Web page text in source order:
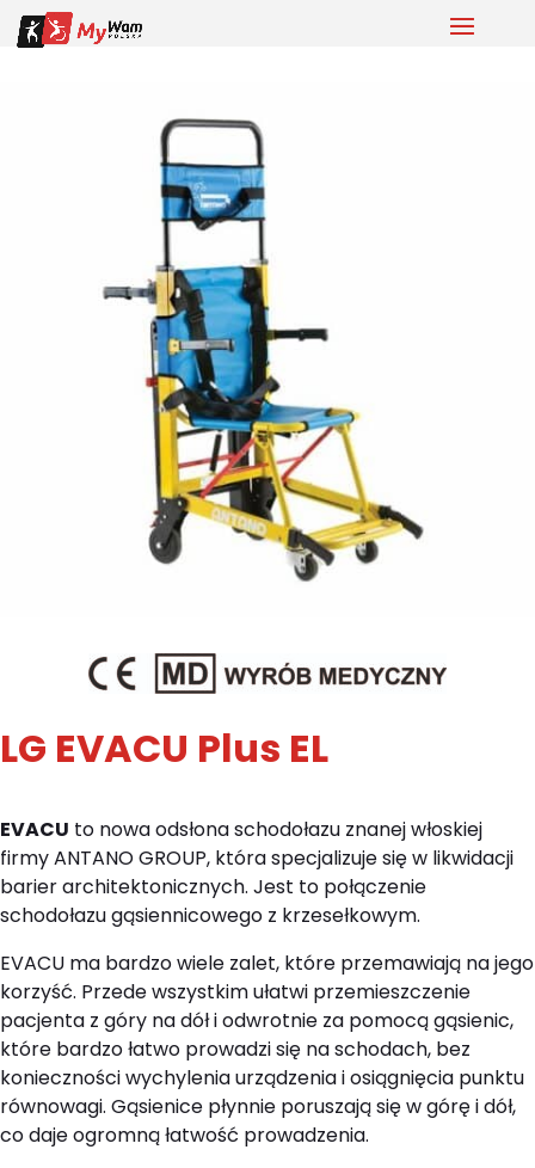
LG EVACU Plus EL
EVACU to nowa odsłona schodołazu znanej włoskiej
firmy ANTANO GROUP, która specjalizuje się w likwidacji
barier architektonicznych. Jest to połączenie
schodołazu gąsiennicowego z krzesełkowym.
EVACU ma bardzo wiele zalet, które przemawiają na jego
korzyść. Przede wszystkim ułatwi przemieszczenie
pacjenta z góry na dół i odwrotnie za pomocą gąsienic,
które bardzo łatwo prowadzi się na schodach, bez
konieczności wychylenia urządzenia i osiągnięcia punktu
równowagi. Gąsienice płynnie poruszają się w górę i dół,
co daje ogromną łatwość prowadzenia.